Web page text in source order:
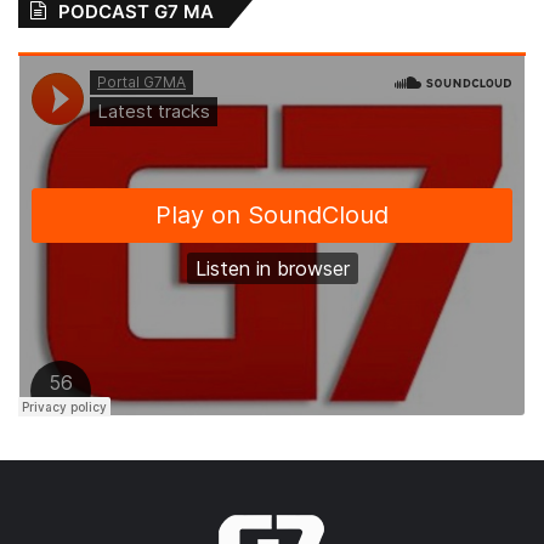
portas de hospitais na fila por um leito, os
profissionais trabalhando sem
equipamentos e muita gente morrendo, já
que chegam aos hospitais debilitados, e
quando recebem o resultado do tão
esperado teste, muitos já foram sepultados.
Para se ter uma ideia, em apenas 24h,
quase 700 casos de covid-19 foram
confirmados no Maranhão, o que já se
aproxima dos 10 mil infectados.
Enquanto isso, as brigas nas redes sociais
continuam acontecendo e as mortes por
Planalto e um arrogante no Palácio dos
PODCAST G7 MA